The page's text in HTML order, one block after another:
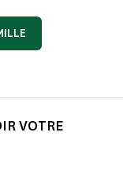
VOTRE